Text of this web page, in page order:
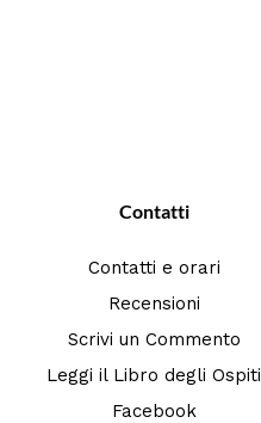
Contatti
Contatti e orari
Recensioni
Scrivi un Commento
Leggi il Libro degli Ospiti
Facebook